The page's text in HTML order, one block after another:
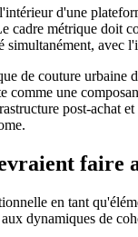
d'une
métrique doit
couture urbaine
une
post-
faire
en tant
dynamiques de